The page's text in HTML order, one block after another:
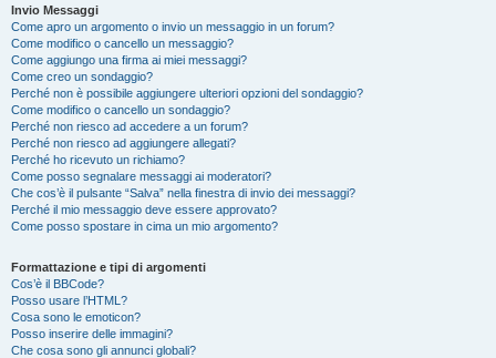
Invio Messaggi
Come apro un argomento o invio un messaggio in un forum?
Come modifico o cancello un messaggio?
Come aggiungo una firma ai miei messaggi?
Come creo un sondaggio?
Perché non è possibile aggiungere ulteriori opzioni del sondaggio?
Come modifico o cancello un sondaggio?
Perché non riesco ad accedere a un forum?
Perché non riesco ad aggiungere allegati?
Perché ho ricevuto un richiamo?
Come posso segnalare messaggi ai moderatori?
Che cos’è il pulsante “Salva” nella finestra di invio dei messaggi?
Perché il mio messaggio deve essere approvato?
Come posso spostare in cima un mio argomento?
Formattazione e tipi di argomenti
Cos’è il BBCode?
Posso usare l’HTML?
Cosa sono le emoticon?
Posso inserire delle immagini?
Che cosa sono gli annunci globali?